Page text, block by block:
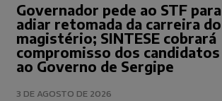
Governador pede ao STF para
adiar retomada da carreira do
magistério; SINTESE cobrará
compromisso dos candidatos
ao Governo de Sergipe
3 DE AGOSTO DE 2026